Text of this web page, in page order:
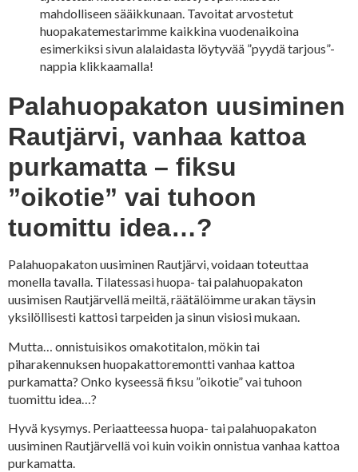
mahdolliseen sääikkunaan. Tavoitat arvostetut
huopakatemestarimme kaikkina vuodenaikoina
esimerkiksi sivun alalaidasta löytyvää ”pyydä tarjous”-
nappia klikkaamalla!
Palahuopakaton uusiminen
Rautjärvi, vanhaa kattoa
purkamatta – fiksu
”oikotie” vai tuhoon
tuomittu idea…?
Palahuopakaton uusiminen Rautjärvi, voidaan toteuttaa
monella tavalla. Tilatessasi huopa- tai palahuopakaton
uusimisen Rautjärvellä meiltä, räätälöimme urakan täysin
yksilöllisesti kattosi tarpeiden ja sinun visiosi mukaan.
Mutta… onnistuisikos omakotitalon, mökin tai
piharakennuksen huopakattoremontti vanhaa kattoa
purkamatta? Onko kyseessä fiksu ”oikotie” vai tuhoon
tuomittu idea…?
Hyvä kysymys. Periaatteessa huopa- tai palahuopakaton
uusiminen Rautjärvellä voi kuin voikin onnistua vanhaa kattoa
purkamatta.